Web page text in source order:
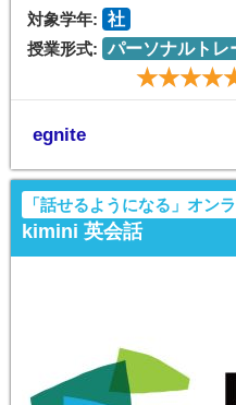
対象学年: 社
授業形式: パーソナルトレ
egnite
「話せるようになる」オン
kimini 英会話